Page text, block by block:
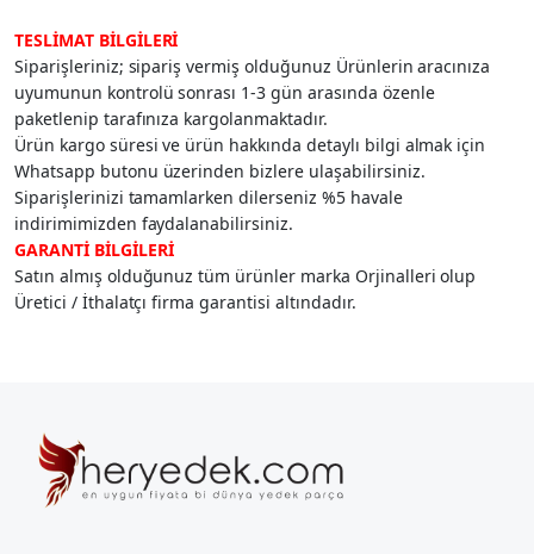
TESLİMAT BİLGİLERİ
Siparişleriniz; sipariş vermiş olduğunuz Ürünlerin aracınıza
uyumunun kontrolü sonrası 1-3 gün arasında özenle
paketlenip tarafınıza kargolanmaktadır.
Ürün kargo süresi ve ürün hakkında detaylı bilgi almak için
Whatsapp butonu üzerinden bizlere ulaşabilirsiniz.
Siparişlerinizi tamamlarken dilerseniz %5 havale
indirimimizden faydalanabilirsiniz.
GARANTİ BİLGİLERİ
Satın almış olduğunuz tüm ürünler marka Orjinalleri olup
Üretici / İthalatçı firma garantisi altındadır.